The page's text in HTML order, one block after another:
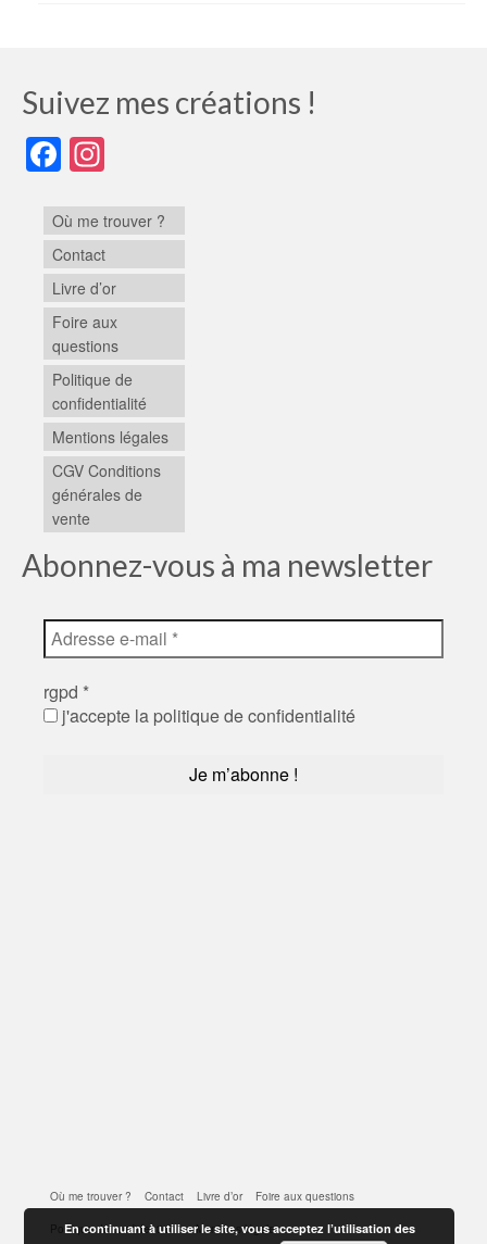
Suivez mes créations !
Facebook
Où me trouver ?
Contact
Livre d’or
Foire aux
questions
Politique de
confidentialité
Mentions légales
CGV Conditions
générales de
vente
Abonnez-vous à ma newsletter
rgpd *
j'accepte la politique de confidentialité
Où me trouver ? Contact Livre d’or Foire aux questions
Politique de confidentialité Mentions légales
En continuant à utiliser le site, vous acceptez l’utilisation des